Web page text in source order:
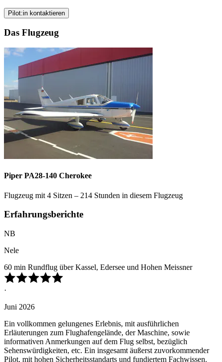
Pilot:in kontaktieren
Das Flugzeug
Piper PA28-140 Cherokee
Flugzeug mit 4 Sitzen – 214 Stunden in diesem Flugzeug
Erfahrungsberichte
NB
Nele
60 min Rundflug über Kassel, Edersee und Hohen Meissner
·
Juni 2026
Ein vollkommen gelungenes Erlebnis, mit ausführlichen
Erläuterungen zum Flughafengelände, der Maschine, sowie
informativen Anmerkungen auf dem Flug selbst, bezüglich
Sehenswürdigkeiten, etc. Ein insgesamt äußerst zuvorkommender
Pilot, mit hohen Sicherheitsstandarts und fundiertem Fachwissen.